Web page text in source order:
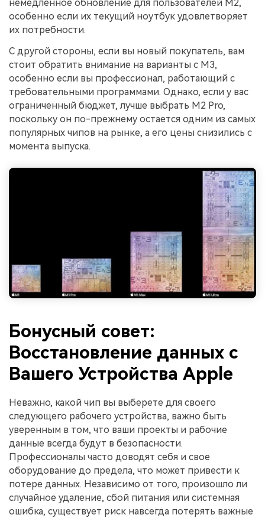
немедленное обновление для пользователей M2,
особенно если их текущий ноутбук удовлетворяет
их потребности.
С другой стороны, если вы новый покупатель, вам
стоит обратить внимание на варианты с M3,
особенно если вы профессионал, работающий с
требовательными программами. Однако, если у вас
ограниченный бюджет, лучше выбрать M2 Pro,
поскольку он по-прежнему остается одним из самых
популярных чипов на рынке, а его цены снизились с
момента выпуска.
Бонусный совет:
Восстановление данных с
Вашего Устройства Apple
Неважно, какой чип вы выберете для своего
следующего рабочего устройства, важно быть
уверенным в том, что ваши проекты и рабочие
данные всегда будут в безопасности.
Профессионалы часто доводят себя и свое
оборудование до предела, что может привести к
потере данных. Независимо от того, произошло ли
случайное удаление, сбой питания или системная
ошибка, существует риск навсегда потерять важные